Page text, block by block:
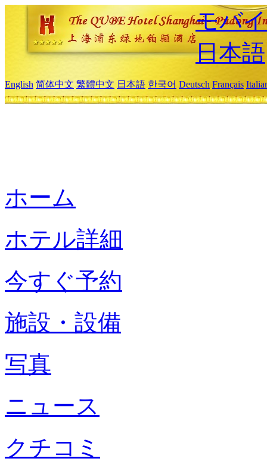
モバ
日本語
English 简体中文 繁體中文 日本語 한국어 Deutsch Français
ホーム
ホテル詳細
今すぐ予約
施設・設備
写真
ニュース
クチコミ